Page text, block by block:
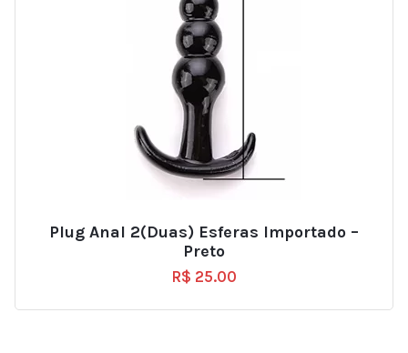
Plug Anal 2(duas) Esferas Importado –
Preto
R$ 25.00